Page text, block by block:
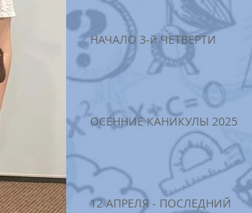
НАЧАЛО 3-й ЧЕТВЕРТИ
ОСЕННИЕ КАНИКУЛЫ 2025
12 АПРЕЛЯ - ПОСЛЕДНИЙ